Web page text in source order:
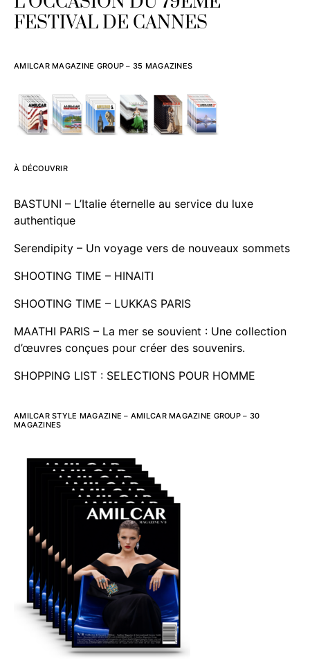
FESTIVAL DE CANNES
AMILCAR MAGAZINE GROUP – 35 MAGAZINES
À DÉCOUVRIR
BASTUNI – L’Italie éternelle au service du luxe
authentique
Serendipity – Un voyage vers de nouveaux sommets
SHOOTING TIME – HINAITI
SHOOTING TIME – LUKKAS PARIS
MAATHI PARIS – La mer se souvient : Une collection
d’œuvres conçues pour créer des souvenirs.
SHOPPING LIST : SELECTIONS POUR HOMME
AMILCAR STYLE MAGAZINE – AMILCAR MAGAZINE GROUP – 30
MAGAZINES